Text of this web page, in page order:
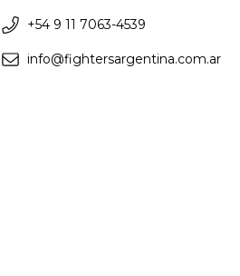
+54 9 11 7063-4539
info@fightersargentina.com.ar